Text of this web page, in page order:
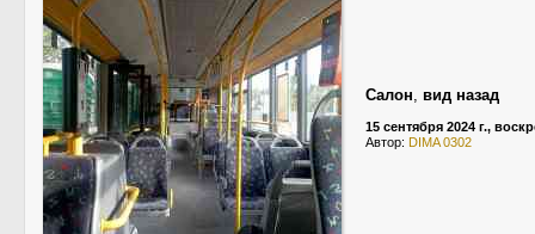
Салон, вид назад
15 сентября 2024 г.,
Автор: DIMA 0302